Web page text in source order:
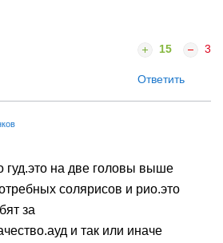
15 3
Ответить
гуд.это на две головы выше
солярисов и рио.это
за
и так или иначе